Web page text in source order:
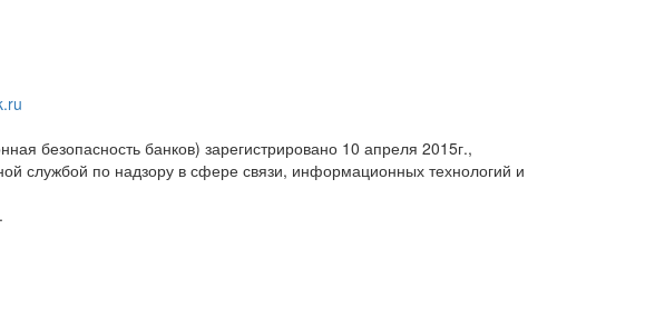
безопасность банков) зарегистрировано 10 апреля 2015г.,
службой по надзору в сфере связи, информационных технологий и